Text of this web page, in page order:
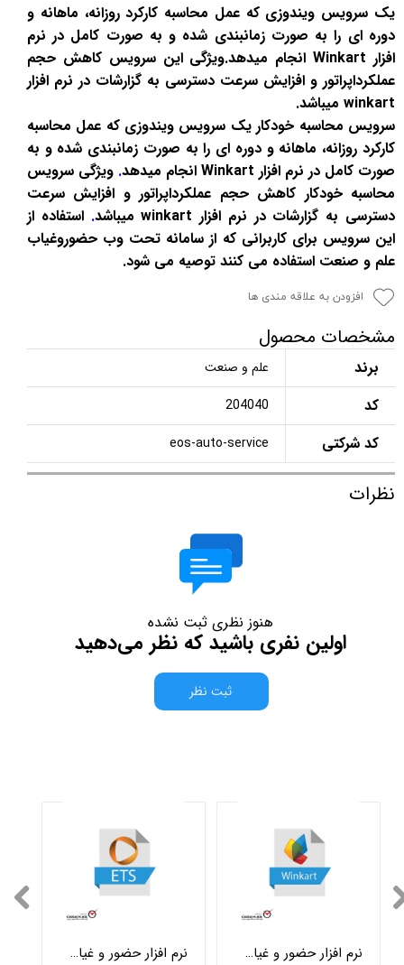
یک سرویس ویندوزی که عمل محاسبه کارکرد روزانه، ماهانه و
دوره ای را به صورت زمانبندی شده و به صورت کامل در نرم
افزار Winkart انجام میدهد.ویژگی این سرویس کاهش حجم
عملکرداپراتور و افزایش سرعت دسترسی به گزارشات در نرم افزار
winkart میباشد.
سرویس محاسبه خودکار یک سرویس ویندوزی که عمل محاسبه
کارکرد روزانه، ماهانه و دوره ای را به صورت زمانبندی شده و به
صورت کامل در نرم افزار Winkart انجام میدهد
. ویژگی سرویس
محاسبه خودکار کاهش حجم عملکرداپراتور و افزایش سرعت
دسترسی به گزارشات در نرم افزار winkart میباشد
. استفاده از
این سرویس برای کاربرانی که از سامانه تحت وب حضوروغیاب
علم و صنعت استفاده می کنند توصیه می شود.
افزودن به علاقه مندی ها
مشخصات محصول
برند علم و صنعت
کد 204040
کد شرکتی eos-auto-service
نظرات
هنوز نظری ثبت نشده
اولین نفری باشید که نظر می‌دهید
ثبت نظر
نرم افزار حضور و غیاب ETS نرم افزار حضور و غیاب Winkart